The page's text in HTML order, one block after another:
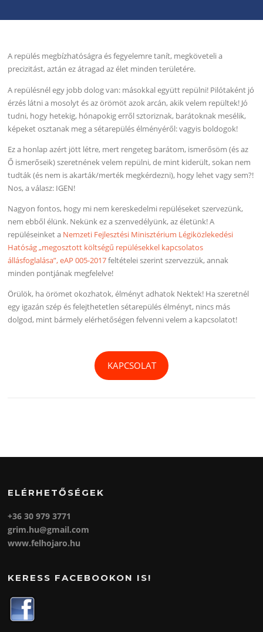
A repülés megbízhatóságra és fegyelemre tanít, megköveteli a
precizitást, aztán ez átragad az élet minden területére.
A repülésnél egy jobb dolog van: másokkal együtt repülni! Pilótaként jó
érzés látni a mosolyt és az örömöt azok arcán, akik velem repültek! Jó
tudni, hogy hetekig, hónapokig erről sztoriznak, barátoknak mesélik,
képeket osztanak meg a sétarepülés élményéről: vagyis boldogok!
Ez a honlap azért jött létre, mert rengeteg barátom, ismerősöm (és az
Ő ismerőseik) szeretnének velem repülni, de mint kiderült, sokan nem
tudták (és nem is akarták/merték megkérdezni), hogy lehet vagy sem?!
Nos, a válasz: IGEN!
Nagyon fontos, hogy mi nem kereskedelmi repüléseket szervezünk,
nem ebből élünk. Nekünk ez a szenvedélyünk, az életünk! A
repüléseinket a Nemzeti Fejlesztési Minisztérium Légiközlekedési
Hatóság „megosztott költségű repülésekkel kapcsolatos
állásfoglalása”, eAP 005-2017feltételei szerint szervezzük, annak
minden pontjának megfelelve!
Örülök, ha örömet okozhatok, élményt adhatok Nektek! Ha szeretnél
egy igazán szép és felejthetetlen sétarepülés élményt, nincs más
dolgod, mint bármely elérhetőségen felvenni velem a kapcsolatot!
KAPCSOLAT
ELÉRHETŐSÉGEK
+36 30 979 3771
grim.hu@gmail.com
www.felhojaro.hu
KERESS FACEBOOKON IS!